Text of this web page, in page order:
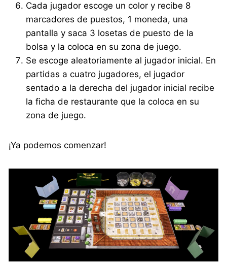
Cada jugador escoge un color y recibe 8
marcadores de puestos, 1 moneda, una
pantalla y saca 3 losetas de puesto de la
bolsa y la coloca en su zona de juego.
Se escoge aleatoriamente al jugador inicial. En
partidas a cuatro jugadores, el jugador
sentado a la derecha del jugador inicial recibe
la ficha de restaurante que la coloca en su
zona de juego.
¡Ya podemos comenzar!